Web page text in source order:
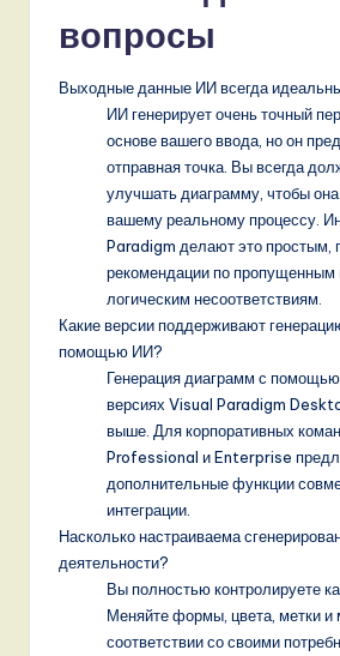
вопросы
Выходные данные ИИ всегда
ИИ генерирует очень точный
основе вашего ввода, но он
отправная точка. Вы всегда
улучшать диаграмму, чтобы
вашему реальному процессу.
Paradigm делают это простым,
рекомендации по пропущенным
логическим несоответствиям.
Какие версии поддерживают
помощью ИИ?
Генерация диаграмм с
версиях Visual Paradigm
выше. Для корпоративных
Professional и Enterprise
дополнительные функции
интеграции.
Насколько настраиваема
деятельности?
Вы полностью контролируете
Меняйте формы, цвета, метки и
соответствии со своими